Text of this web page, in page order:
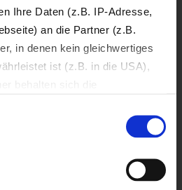
Ihre Daten (z.B. IP-Adresse,
an die Partner (z.B.
in denen kein gleichwertiges
ist (z.B. in die USA),
personalisierter Werbung von
jederzeit mit Wirkung